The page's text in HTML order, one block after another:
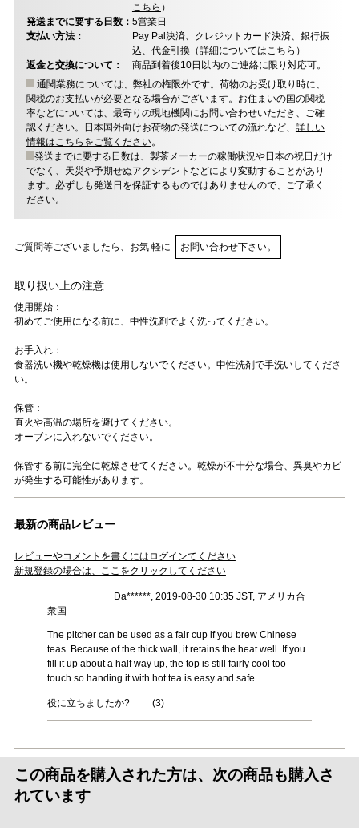
こちら ）
発送までに要する日数： 5営業日
支払い方法：
Pay Pal決済、クレジットカード決済、銀行振
込、代金引換（詳細についてはこちら ）
返金と交換について：
商品到着後10日以内のご連絡に限り対応可。
通関業務については、弊社の権限外です。荷物のお受け取り時に、
関税のお支払いが必要となる場合がございます。お住まいの国の関税
率などについては、最寄りの現地機関にお問い合わせいただき、ご確
認ください。日本国外向けお荷物の発送についての流れなど、 詳しい
情報はこちらをご覧ください。
発送までに要する日数は、製茶メーカーの稼働状況や日本の祝日だけ
でなく、天災や予期せぬアクシデントなどにより変動することがあり
ます。必ずしも発送日を保証するものではありませんので、ご了承く
ださい。
ご質問等ございましたら、お気 軽に お問い合わせ下さい。
取り扱い上の注意
使用開始：
初めてご使用になる前に、中性洗剤でよく洗ってください。
お手入れ：
食器洗い機や乾燥機は使用しないでください。中性洗剤で手洗いしてくださ
い。
保管：
直火や高温の場所を避けてください。
オーブンに入れないでください。
保管する前に完全に乾燥させてください。乾燥が不十分な場合、異臭やカビ
が発生する可能性があります。
最新の商品レビュー
レビューやコメントを書くにはログインてください
新規登録の場合は、ここをクリックしてください
Da******, 2019-08-30 10:35 JST, アメリカ合
衆国
The pitcher can be used as a fair cup if you brew Chinese
teas. Because of the thick wall, it retains the heat well. If you
fill it up about a half way up, the top is still fairly cool too
touch so handing it with hot tea is easy and safe.
役に立ちましたか? (3)
この商品を購入された方は、次の商品も購入さ
れています